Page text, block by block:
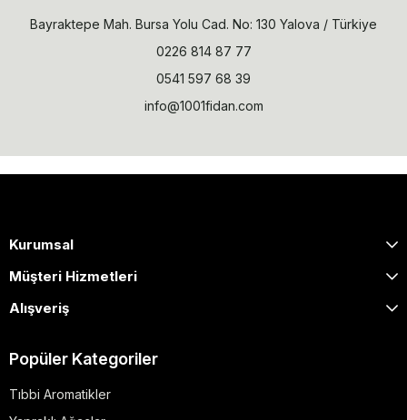
Bayraktepe Mah. Bursa Yolu Cad. No: 130 Yalova / Türkiye
0226 814 87 77
0541 597 68 39
info@1001fidan.com
Kurumsal
Müşteri Hizmetleri
Alışveriş
Popüler Kategoriler
Tıbbi Aromatikler